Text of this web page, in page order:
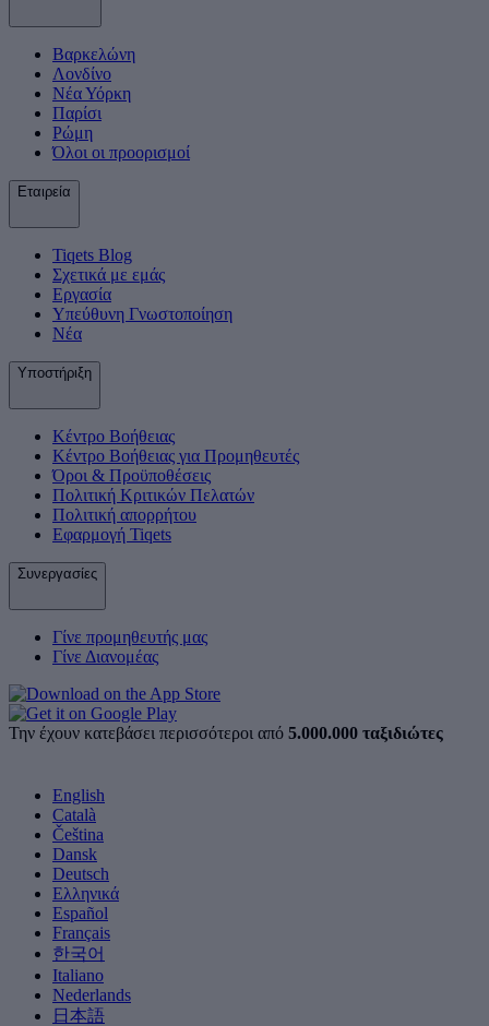
Βαρκελώνη
Λονδίνο
Νέα Υόρκη
Παρίσι
Ρώμη
Όλοι οι προορισμοί
Εταιρεία
Tiqets Βlog
Σχετικά με εμάς
Εργασία
Υπεύθυνη Γνωστοποίηση
Νέα
Υποστήριξη
Κέντρο Βοήθειας
Κέντρο Βοήθειας για Προμηθευτές
Όροι & Προϋποθέσεις
Πολιτική Κριτικών Πελατών
Πολιτική απορρήτου
Εφαρμογή Tiqets
Συνεργασίες
Γίνε προμηθευτής μας
Γίνε Διανομέας
Την έχουν κατεβάσει περισσότεροι από 5.000.000 ταξιδιώτες
English
Català
Čeština
Dansk
Deutsch
Ελληνικά
Español
Français
한국어
Italiano
Nederlands
日本語